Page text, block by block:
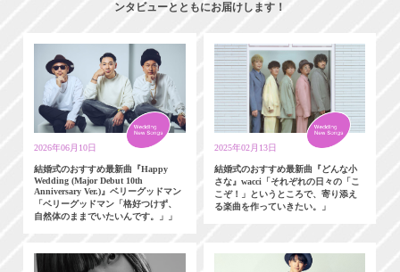
ンタビューとともにお届けします！
2026年06月10日
結婚式のおすすめ最新曲『Happy
Wedding (Major Debut 10th
Anniversary Ver.)』ベリーグッドマン
「ベリーグッドマン「格好つけず、
自然体のままでいたいんです。」」
2025年02月13日
結婚式のおすすめ最新曲『どんな小
さな』wacci「それぞれの日々の「こ
こぞ！」というところで、寄り添え
る楽曲を作っていきたい。」